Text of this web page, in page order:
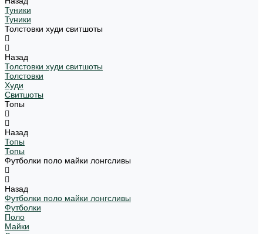
Туники
Туники
Толстовки худи свитшоты
Назад
Толстовки худи свитшоты
Толстовки
Худи
Свитшоты
Топы
Назад
Топы
Топы
Футболки поло майки лонгсливы
Назад
Футболки поло майки лонгсливы
Футболки
Поло
Майки